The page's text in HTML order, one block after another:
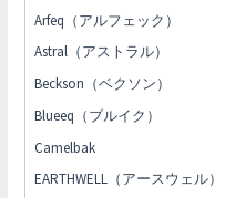
Arfeq（アルフェック）
Astral（アストラル）
Beckson（ベクソン）
Blueeq（ブルイク）
Camelbak
EARTHWELL（アースウェル）